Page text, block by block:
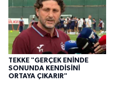
TEKKE "GERÇEK ENİNDE
SONUNDA KENDİSİNİ
ORTAYA ÇIKARIR"